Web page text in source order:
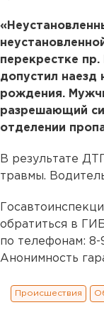
перекрестке
допустил наезд
рождения.
разрешающий
отделении
В результате
травмы.
обратиться в
по телефонам: 8-
Анонимность
Происшествия